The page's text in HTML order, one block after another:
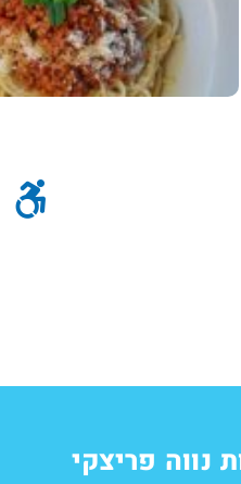
נווה פריצקי